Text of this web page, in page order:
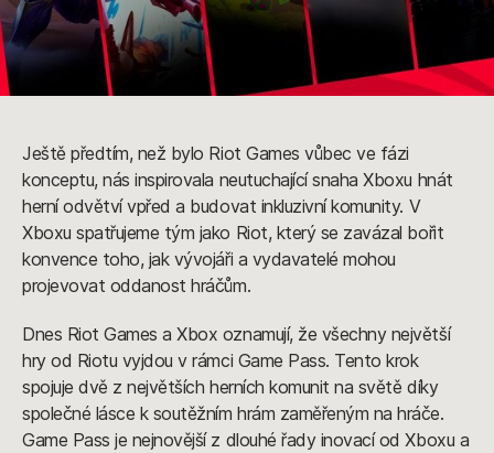
Ještě předtím, než bylo Riot Games vůbec ve fázi
konceptu, nás inspirovala neutuchající snaha Xboxu hnát
herní odvětví vpřed a budovat inkluzivní komunity. V
Xboxu spatřujeme tým jako Riot, který se zavázal bořit
konvence toho, jak vývojáři a vydavatelé mohou
projevovat oddanost hráčům.
Dnes Riot Games a Xbox oznamují, že všechny největší
hry od Riotu vyjdou v rámci Game Pass. Tento krok
spojuje dvě z největších herních komunit na světě díky
společné lásce k soutěžním hrám zaměřeným na hráče.
Game Pass je nejnovější z dlouhé řady inovací od Xboxu a